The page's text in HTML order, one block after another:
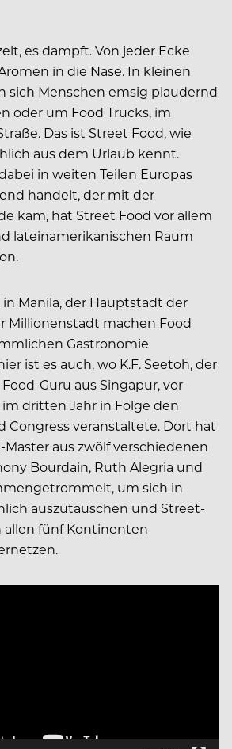
es dampft. Von jeder Ecke
in die Nase. In kleinen
sich Menschen emsig plaudernd
oder um Food Trucks, im
Das ist Street Food, wie
aus dem Urlaub kennt.
in weiten Teilen Europas
handelt, der mit der
kam, hat Street Food vor allem
lateinamerikanischen Raum
Manila, der Hauptstadt der
Millionenstadt machen Food
Gastronomie
ist es auch, wo K.F. Seetoh, der
Guru aus Singapur, vor
dritten Jahr in Folge den
Congress veranstaltete. Dort hat
Master aus zwölf verschiedenen
Bourdain, Ruth Alegria und
um sich in
auszutauschen und Street-
allen fünf Kontinenten